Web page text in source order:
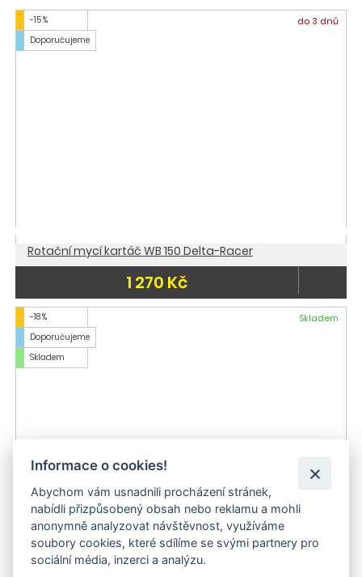
-15 %
Doporučujeme
do 3 dnů
Rotační mycí kartáč WB 150 Delta-Racer
1 270 Kč
-18 %
Doporučujeme
Skladem
Skladem
Kärcher WB 60 měkký příčný mycí kartáč
Informace o cookies!
Abychom vám usnadnili procházení stránek,
nabídli přizpůsobený obsah nebo reklamu a mohli
anonymně analyzovat návštěvnost, využíváme
soubory cookies, které sdílíme se svými partnery pro
sociální média, inzerci a analýzu.